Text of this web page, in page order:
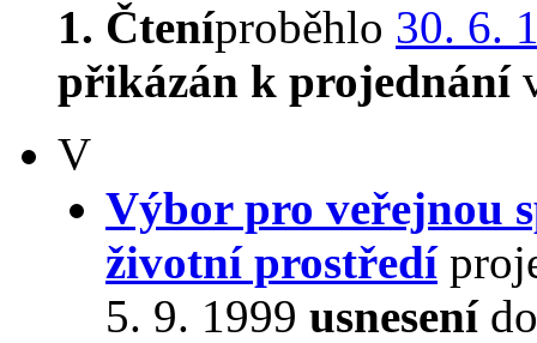
1. Čteníproběhlo 30. 6.
přikázán k projednání
V
Výbor pro veřejnou
životní prostředí
5. 9. 1999 usnesení